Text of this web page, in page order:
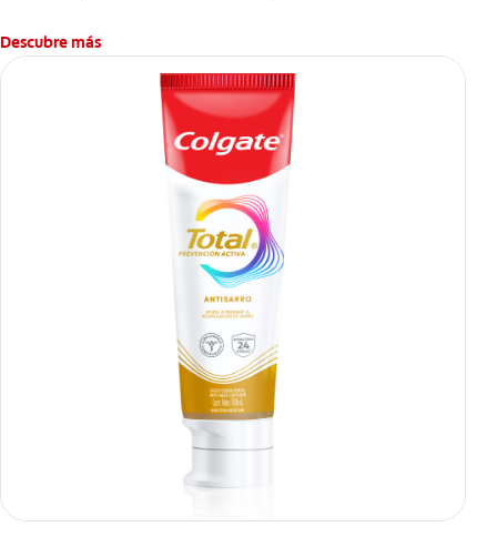
Descubre más